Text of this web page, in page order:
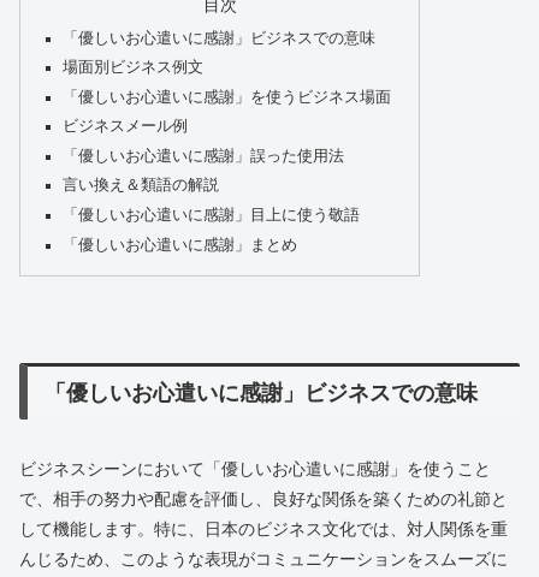
目次
「優しいお心遣いに感謝」ビジネスでの意味
場面別ビジネス例文
「優しいお心遣いに感謝」を使うビジネス場面
ビジネスメール例
「優しいお心遣いに感謝」誤った使用法
言い換え＆類語の解説
「優しいお心遣いに感謝」目上に使う敬語
「優しいお心遣いに感謝」まとめ
「優しいお心遣いに感謝」ビジネスでの意味
ビジネスシーンにおいて「優しいお心遣いに感謝」を使うこと
で、相手の努力や配慮を評価し、良好な関係を築くための礼節と
して機能します。特に、日本のビジネス文化では、対人関係を重
んじるため、このような表現がコミュニケーションをスムーズに